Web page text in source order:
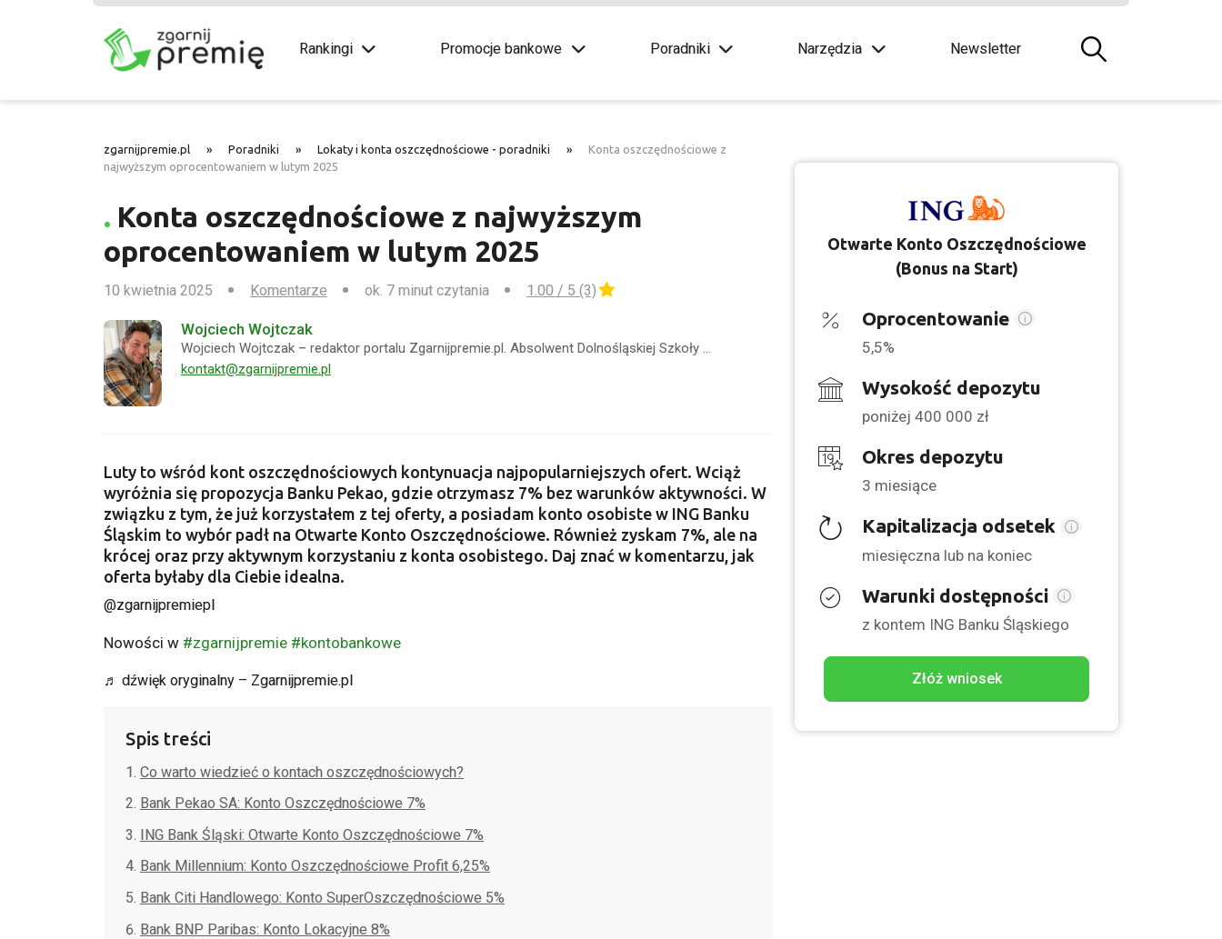
Rankingi Promocje bankowe Poradniki Narzędzia Newsletter
zgarnijpremie.pl » Poradniki » Lokaty i konta oszczędnościowe - poradniki »
Konta oszczędnościowe z
najwyższym oprocentowaniem w lutym 2025
Konta oszczędnościowe z najwyższym
oprocentowaniem w lutym 2025
10 kwietnia 2025 Komentarze ok. 7 minut czytania 1.00 / 5 (3)
Wojciech Wojtczak
Wojciech Wojtczak – redaktor portalu Zgarnijpremie.pl. Absolwent Dolnośląskiej Szkoły …
kontakt@zgarnijpremie.pl
Luty to wśród kont oszczędnościowych kontynuacja najpopularniejszych ofert. Wciąż
wyróżnia się propozycja Banku Pekao, gdzie otrzymasz 7% bez warunków aktywności. W
związku z tym, że już korzystałem z tej oferty, a posiadam konto osobiste w ING Banku
Śląskim to wybór padł na Otwarte Konto Oszczędnościowe. Również zyskam 7%, ale na
krócej oraz przy aktywnym korzystaniu z konta osobistego. Daj znać w komentarzu, jak
oferta byłaby dla Ciebie idealna.
@zgarnijpremiepl
Nowości w #zgarnijpremie #kontobankowe
♬ dźwięk oryginalny – Zgarnijpremie.pl
Spis treści
Co warto wiedzieć o kontach oszczędnościowych?
Bank Pekao SA: Konto Oszczędnościowe 7%
ING Bank Śląski: Otwarte Konto Oszczędnościowe 7%
Bank Millennium: Konto Oszczędnościowe Profit 6,25%
Bank Citi Handlowego: Konto SuperOszczędnościowe 5%
Bank BNP Paribas: Konto Lokacyjne 8%
Otwarte Konto Oszczędnościowe
(Bonus na Start)
Oprocentowanie
5,5%
Wysokość depozytu
poniżej 400 000 zł
Okres depozytu
3 miesiące
Kapitalizacja odsetek
miesięczna lub na koniec
Warunki dostępności
z kontem ING Banku Śląskiego
Złóż wniosek